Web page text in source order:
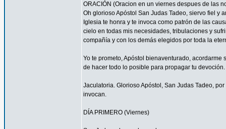
ORACIÓN (Oracion en un viernes despues de las
Oh glorioso Apóstol San Judas Tadeo, siervo fiel y
Iglesia te honra y te invoca como patrón de las
cielo en todas mis necesidades, tribulaciones y
compañía y con los demás elegidos por toda la
Yo te prometo, Apóstol bienaventurado,
de hacer todo lo posible para propagar tu devoción.
Jaculatoria. Glorioso Apóstol, San Judas Tadeo,
invocan.
DÍA PRIMERO (Viernes)